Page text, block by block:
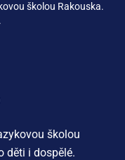
školou Rakouska.
školou
děti i dospělé.